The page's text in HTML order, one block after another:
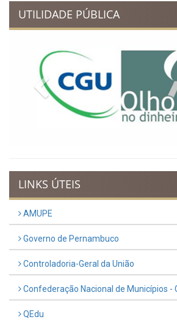
UTILIDADE PÚBLICA
Previous
LINKS ÚTEIS
AMUPE
Governo de Pernambuco
Controladoria-Geral da União
Confederação Nacional de Municípios -
QEdu